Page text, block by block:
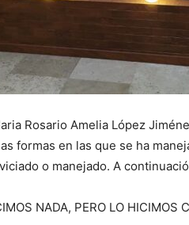
Rosario Amelia López
formas en las que se ha
o manejado. A
NADA, PERO LO HICIMOS